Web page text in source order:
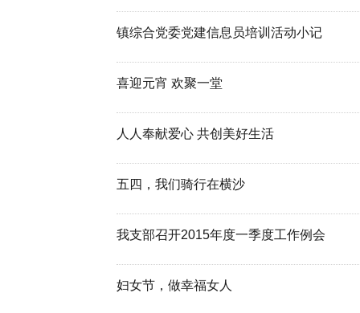
镇综合党委党建信息员培训活动小记
喜迎元宵 欢聚一堂
人人奉献爱心 共创美好生活
五四，我们骑行在横沙
我支部召开2015年度一季度工作例会
妇女节，做幸福女人